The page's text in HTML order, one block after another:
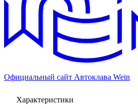
Официальный сайт Автоклава Wein
Характеристики